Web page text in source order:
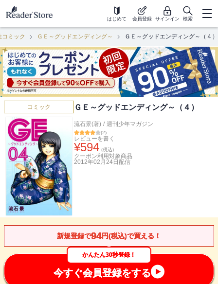
はじめて 会員登録 サインイン 検索
コミック ＧＥ～グッドエンディング～ ＧＥ～グッドエンディング～（４）
コミック ＧＥ～グッドエンディング～（４）
流石景(著) / 週刊少年マガジン
(2)
レビューを書く
¥594 (税込)
クーポン利用対象商品
2012年02月24日 配信
新規登録で94円(税込)で買える！
かんたん30秒登録！
今すぐ会員登録をする